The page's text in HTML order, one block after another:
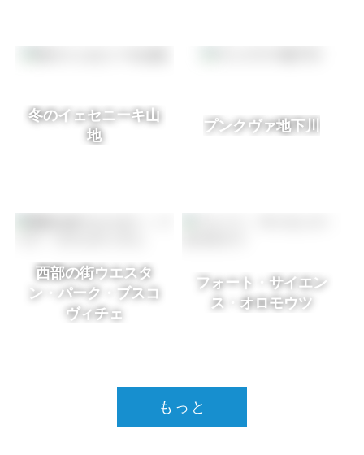
冬のイェセニーキ山
地
プンクヴァ地下川
西部の街ウエスタ
ン・パーク・ブスコ
ヴィチェ
フォート・サイエン
ス・オロモウツ
もっと